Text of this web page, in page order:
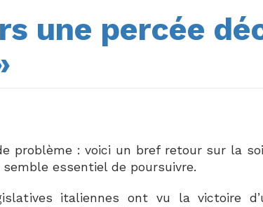
une percée
problème : voici un bref retour sur la
essentiel de poursuivre.
italiennes ont vu la victoire